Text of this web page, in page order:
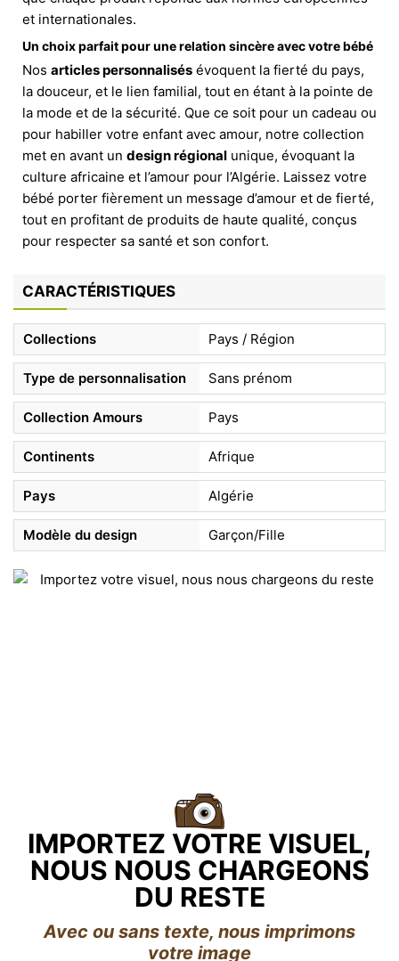
et internationales.
Un choix parfait pour une relation sincère avec votre bébé
Nos articles personnalisés évoquent la fierté du pays,
la douceur, et le lien familial, tout en étant à la pointe de
la mode et de la sécurité. Que ce soit pour un cadeau ou
pour habiller votre enfant avec amour, notre collection
met en avant un design régional unique, évoquant la
culture africaine et l’amour pour l’Algérie. Laissez votre
bébé porter fièrement un message d’amour et de fierté,
tout en profitant de produits de haute qualité, conçus
pour respecter sa santé et son confort.
CARACTÉRISTIQUES
Collections Pays / Région
Type de personnalisation Sans prénom
Collection Amours Pays
Continents Afrique
Pays Algérie
Modèle du design Garçon/Fille
IMPORTEZ VOTRE VISUEL,
NOUS NOUS CHARGEONS
DU RESTE
Avec ou sans texte, nous imprimons
votre image